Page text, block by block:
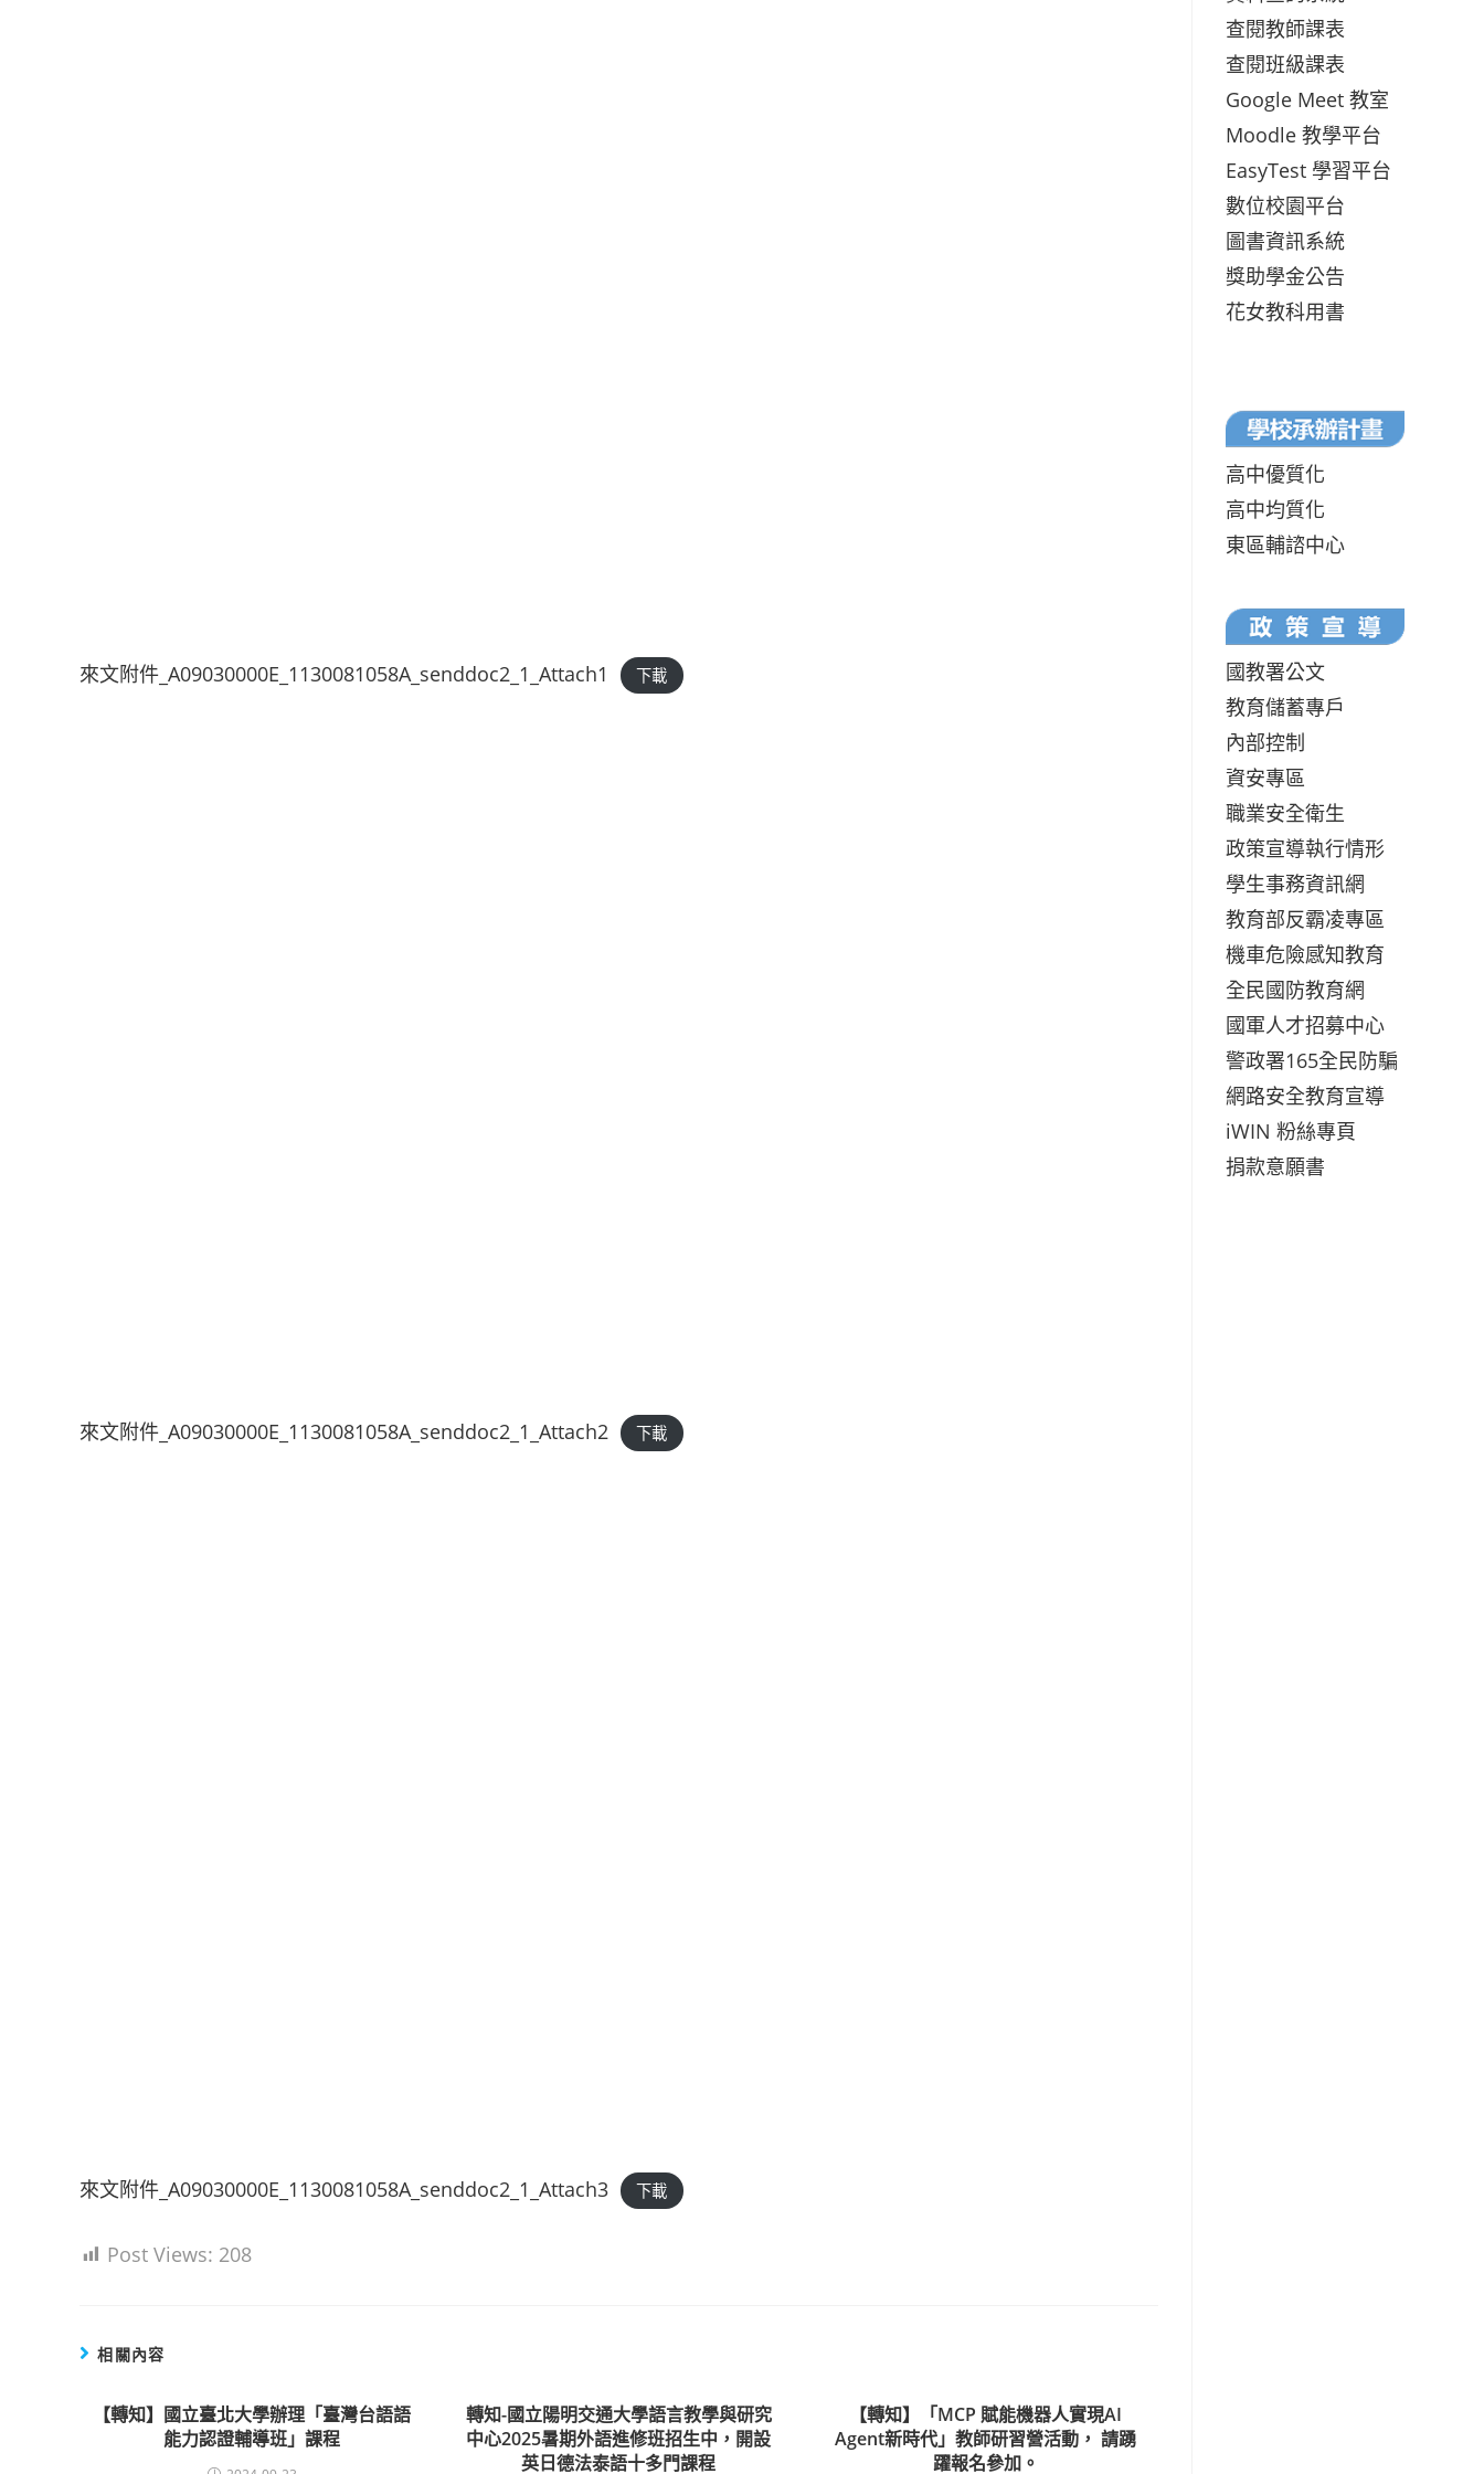
來文附件_A09030000E_1130081058A_senddoc2_1_Attach1 下載
來文附件_A09030000E_1130081058A_senddoc2_1_Attach2 下載
來文附件_A09030000E_1130081058A_senddoc2_1_Attach3 下載
Post Views: 208
相關內容
【轉知】國立臺北大學辦理「臺灣台語語
能力認證輔導班」課程
轉知-國立陽明交通大學語言教學與研究
中心2025暑期外語進修班招生中，開設
英日德法泰語十多門課程
【轉知】「MCP 賦能機器人實現AI
Agent新時代」教師研習營活動， 請踴
躍報名參加。
查閱教師課表
查閱班級課表
Google Meet 教室
Moodle 教學平台
EasyTest 學習平台
數位校園平台
圖書資訊系統
獎助學金公告
花女教科用書
高中優質化
高中均質化
東區輔諮中心
國教署公文
教育儲蓄專戶
內部控制
資安專區
職業安全衛生
政策宣導執行情形
學生事務資訊網
教育部反霸凌專區
機車危險感知教育
全民國防教育網
國軍人才招募中心
警政署165全民防騙
網路安全教育宣導
iWIN 粉絲專頁
捐款意願書